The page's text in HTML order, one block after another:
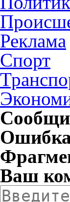
Реклама
Спорт
Ошибка
Ваш